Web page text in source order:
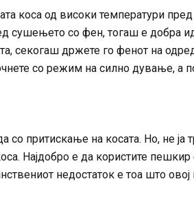
коса од високи температури пред
сушењето со фен, тогаш е добра
секогаш држете го фенот на
со режим на силно дување, а
притискање на косата. Но, не ја
Најдобро е да користите пешкир
недостаток е тоа што